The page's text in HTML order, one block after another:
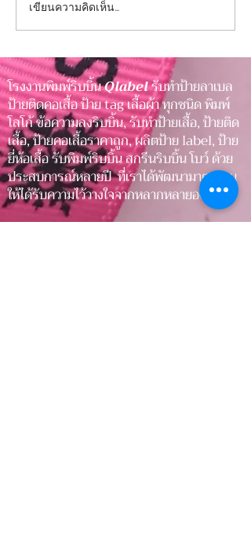
ป้ายคมชัด ภาพลักษณ์
ชัดเจน เพิ่มความน่าเชื่อถือ
ให้สินค้า
เขียนความคิดเห็น…
โรงงานพิมพ์ริบบิ้นQlabelรับทำป้ายลาเบล
ป้ายติดคอเสื้อ ป้าย tag เสื้อผ้า ทุกชนิด พิมพ์
โลโก้ ข้อความลงริบบิ้น, รับทำป้ายเสื้อ, ป้ายติด
เสื้อ, ป้ายคอเสื้อราคาถูก, ผลิตป้าย label, ป้าย
ยี่ห้อเสื้อ รับพิมพ์ริบบิ้น สกรีนริบบิ้น โบว์ ด้วย
ประสบการณ์หลายปี ที่เราได้พัฒนามาตรฐาน
ให้ได้รับความไว้วางใจจากหลากหลายองค์กร